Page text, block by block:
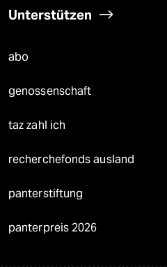
Unterstützen
abo
genossenschaft
taz zahl ich
recherchefonds ausland
panterstiftung
panterpreis 2026